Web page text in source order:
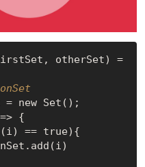
otherSet) =
= new Set();
== true){